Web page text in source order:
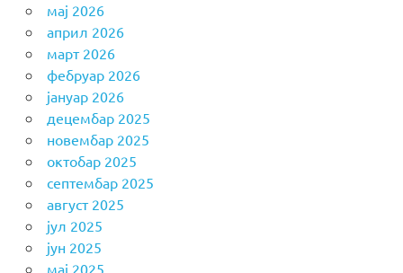
мај 2026
април 2026
март 2026
фебруар 2026
јануар 2026
децембар 2025
новембар 2025
октобар 2025
септембар 2025
август 2025
јул 2025
јун 2025
мај 2025